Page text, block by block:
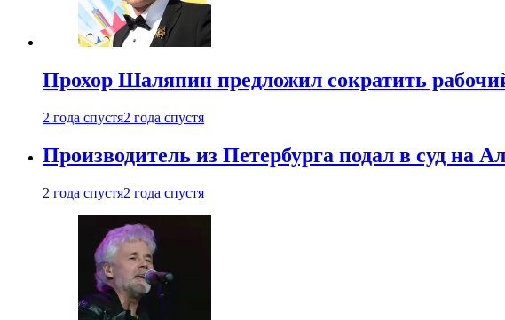
Прохор Шаляпин предложил сократить
2 года спустя2 года спустя
Производитель из Петербурга подал в суд на
2 года спустя2 года спустя